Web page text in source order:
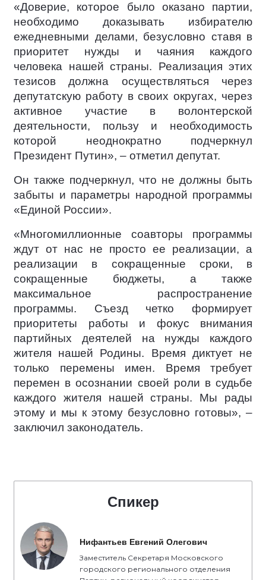
«Доверие, которое было оказано партии,
необходимо доказывать избирателю
ежедневными делами, безусловно ставя в
приоритет нужды и чаяния каждого
человека нашей страны. Реализация этих
тезисов должна осуществляться через
депутатскую работу в своих округах, через
активное участие в волонтерской
деятельности, пользу и необходимость
которой неоднократно подчеркнул
Президент Путин», – отметил депутат.
Он также подчеркнул, что не должны быть
забыты и параметры народной программы
«Единой России».
«Многомиллионные соавторы программы
ждут от нас не просто ее реализации, а
реализации в сокращенные сроки, в
сокращенные бюджеты, а также
максимальное распространение
программы. Съезд четко формирует
приоритеты работы и фокус внимания
партийных деятелей на нужды каждого
жителя нашей Родины. Время диктует не
только перемены имен. Время требует
перемен в осознании своей роли в судьбе
каждого жителя нашей страны. Мы рады
этому и мы к этому безусловно готовы», –
заключил законодатель.
Спикер
Нифантьев Евгений Олегович
Заместитель Секретаря Московского
городского регионального отделения